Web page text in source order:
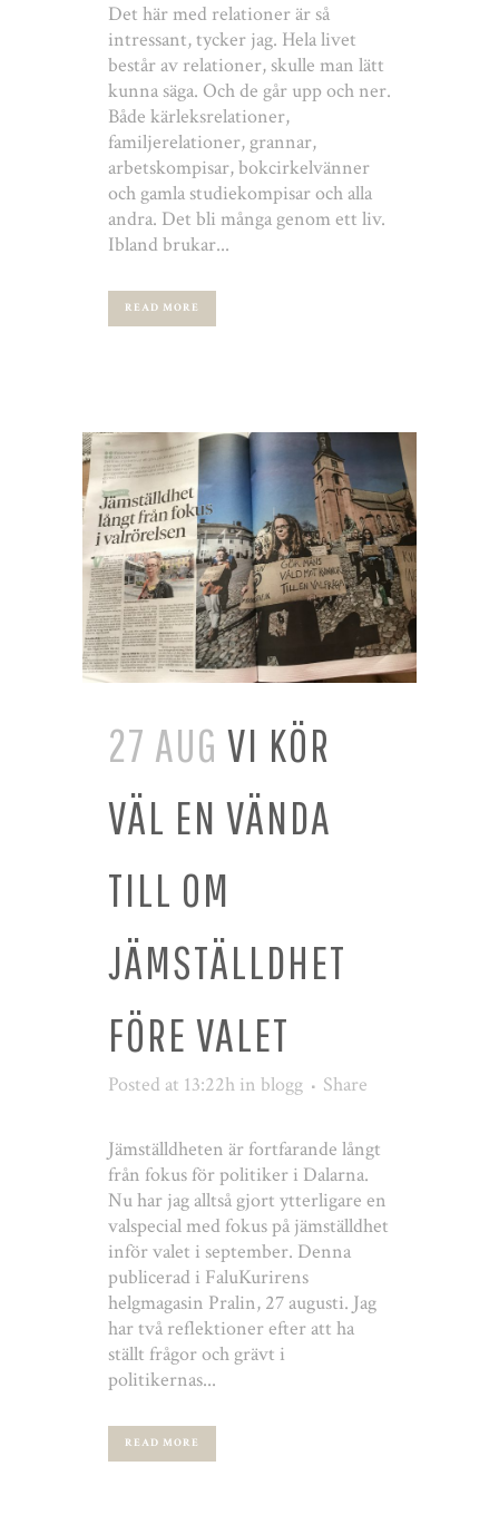
Det här med relationer är så
intressant, tycker jag. Hela livet
består av relationer, skulle man lätt
kunna säga. Och de går upp och ner.
Både kärleksrelationer,
familjerelationer, grannar,
arbetskompisar, bokcirkelvänner
och gamla studiekompisar och alla
andra. Det bli många genom ett liv.
Ibland brukar...
READ MORE
27 AUG VI KÖR
VÄL EN VÄNDA
TILL OM
JÄMSTÄLLDHET
FÖRE VALET
Posted at 13:22h in blogg Share
Jämställdheten är fortfarande långt
från fokus för politiker i Dalarna.
Nu har jag alltså gjort ytterligare en
valspecial med fokus på jämställdhet
inför valet i september. Denna
publicerad i FaluKurirens
helgmagasin Pralin, 27 augusti. Jag
har två reflektioner efter att ha
ställt frågor och grävt i
politikernas...
READ MORE